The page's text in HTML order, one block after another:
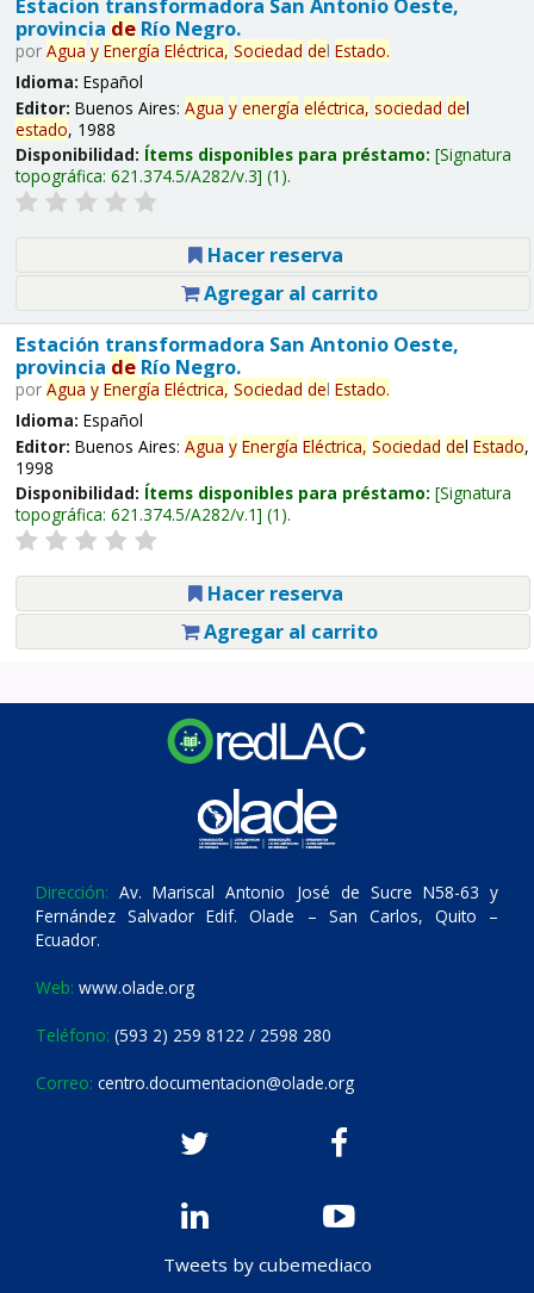
provincia deRío Negro.
por Agua y Energía Eléctrica, Sociedad del Estado.
Idioma: Español
Editor: Buenos Aires: Agua y energía eléctrica, sociedad del
estado, 1988
Disponibilidad: Ítems disponibles para préstamo: Signatura
topográfica: 621.374.5/A282/v.3 (1).
Hacer reserva
Agregar al carrito
Estación transformadora San Antonio Oeste,
provincia deRío Negro.
por Agua y Energía Eléctrica, Sociedad del Estado.
Idioma: Español
Editor: Buenos Aires: Agua y Energía Eléctrica, Sociedad del Estado,
1998
Disponibilidad: Ítems disponibles para préstamo: Signatura
topográfica: 621.374.5/A282/v.1 (1).
Hacer reserva
Agregar al carrito
Dirección: Av. Mariscal Antonio José de Sucre N58-63 y
Fernández Salvador Edif. Olade – San Carlos, Quito –
Ecuador.
Web: www.olade.org
Teléfono: (593 2) 259 8122 / 2598 280
Correo: centro.documentacion@olade.org
Tweets by cubemediaco